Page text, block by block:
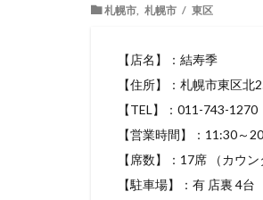
札幌市, 札幌市 / 東区
【店名】：結寿季
【住所】：札幌市東区北
【TEL】：011-743-1270
【営業時間】：11:30～
【席数】：17席 （カウ
【駐車場】：有 店裏 4台